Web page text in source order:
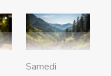
Samedi